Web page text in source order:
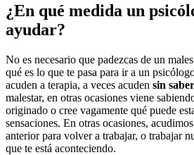
¿En qué medida un
ayudar?
No es necesario que padezcas de un
qué es lo que te pasa para ir a un
acuden a terapia, a veces acuden sin
malestar, en otras ocasiones viene
originado o cree vagamente qué puede
sensaciones. En otras ocasiones,
anterior para volver a trabajar, o trabajar
que te está aconteciendo.